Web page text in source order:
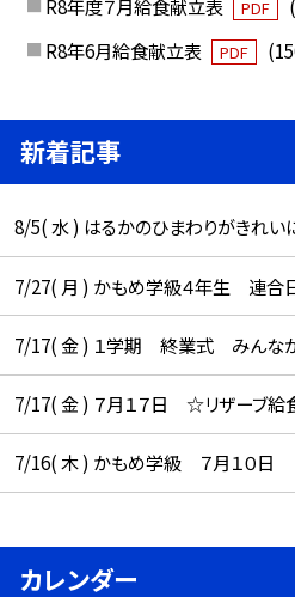
R8年度７月給食献立表 PDF
R8年6月給食献立表
PDF
新着記事
8/5( 水 ) はるかのひまわりがきれい
7/27( 月 ) かもめ学級４年生 連合
7/17( 金 ) １学期 終業式 みんな
7/17( 金 ) ７月１７日 ☆リザーブ
7/16( 木 ) かもめ学級 ７月１０日
カレンダー